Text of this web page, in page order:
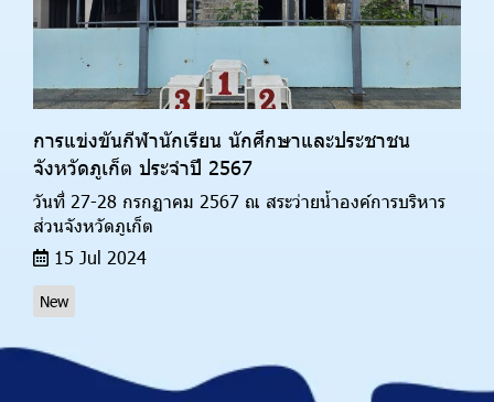
การแข่งขันกีฬานักเรียน นักศึกษาและประชาชน
จังหวัดภูเก็ต ประจำปี 2567
วันที่ 27-28 กรกฏาคม 2567 ณ สระว่ายน้ำองค์การบริหาร
ส่วนจังหวัดภูเก็ต
15 Jul 2024
New